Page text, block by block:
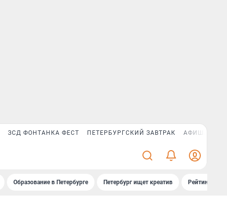
ЗСД ФОНТАНКА ФЕСТ ПЕТЕРБУРГСКИЙ ЗАВТРАК АФИША PLUS
Образование в Петербурге Петербург ищет креатив Рейтинги